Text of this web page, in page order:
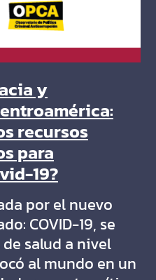
y
recursos
para
19?
por el nuevo
COVID-19, se
salud a nivel
al mundo en un